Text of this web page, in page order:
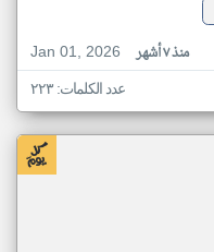
Jan 01, 2026
منذ ٧ أشهر
عدد الكلمات: ٢٢٣